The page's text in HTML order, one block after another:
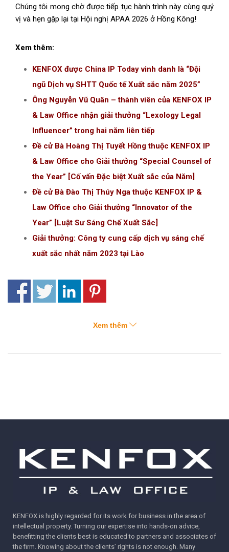
Chúng tôi mong chờ được tiếp tục hành trình này cùng quý
vị và hẹn gặp lại tại Hội nghị APAA 2026 ở Hồng Kông!
Xem thêm:
KENFOX được China IP Today vinh danh là “Đội
ngũ Dịch vụ SHTT Quốc tế Xuất sắc năm 2025”
Ông Nguyễn Vũ Quân – thành viên của KENFOX IP
& Law Office nhận giải thưởng “Lexology Legal
Influencer” trong hai năm liên tiếp
Đề cử Bà Hoàng Thị Tuyết Hồng thuộc KENFOX IP
& Law Office cho Giải thưởng “Special Counsel of
the Year” [Cố vấn Đặc biệt Xuất sắc của Năm]
Đề cử Bà Đào Thị Thúy Nga thuộc KENFOX IP &
Law Office cho Giải thưởng “Innovator of the
Year” [Luật Sư Sáng Chế Xuất Sắc]
Giải thưởng: Công ty cung cấp dịch vụ sáng chế
xuất sắc nhất năm 2023 tại Lào
Xem thêm
KENFOX is highly regarded for its work for business in the area of
intellectual property. Turning our expertise into hands-on advice,
benefitting the clients best is educated to partners and associates of
the firm. Knowing about the clients’ rights is not enough. Many